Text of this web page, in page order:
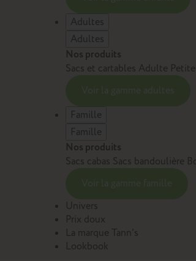
Adultes
Adultes
Nos produits
Sacs et cartables Adulte
Famille
Famille
Nos produits
Sacs cabas Sacs bandoulière
Univers
Prix doux
La marque Tann's
Lookbook